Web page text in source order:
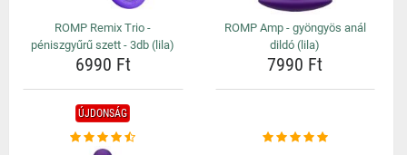
ROMP Remix Trio -
péniszgyűrű szett - 3db (lila)
6990 Ft
ROMP Amp - gyöngyös anál
dildó (lila)
7990 Ft
ÚJDONSÁG